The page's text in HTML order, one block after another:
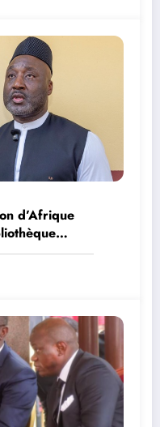
d’Afrique
Kassy